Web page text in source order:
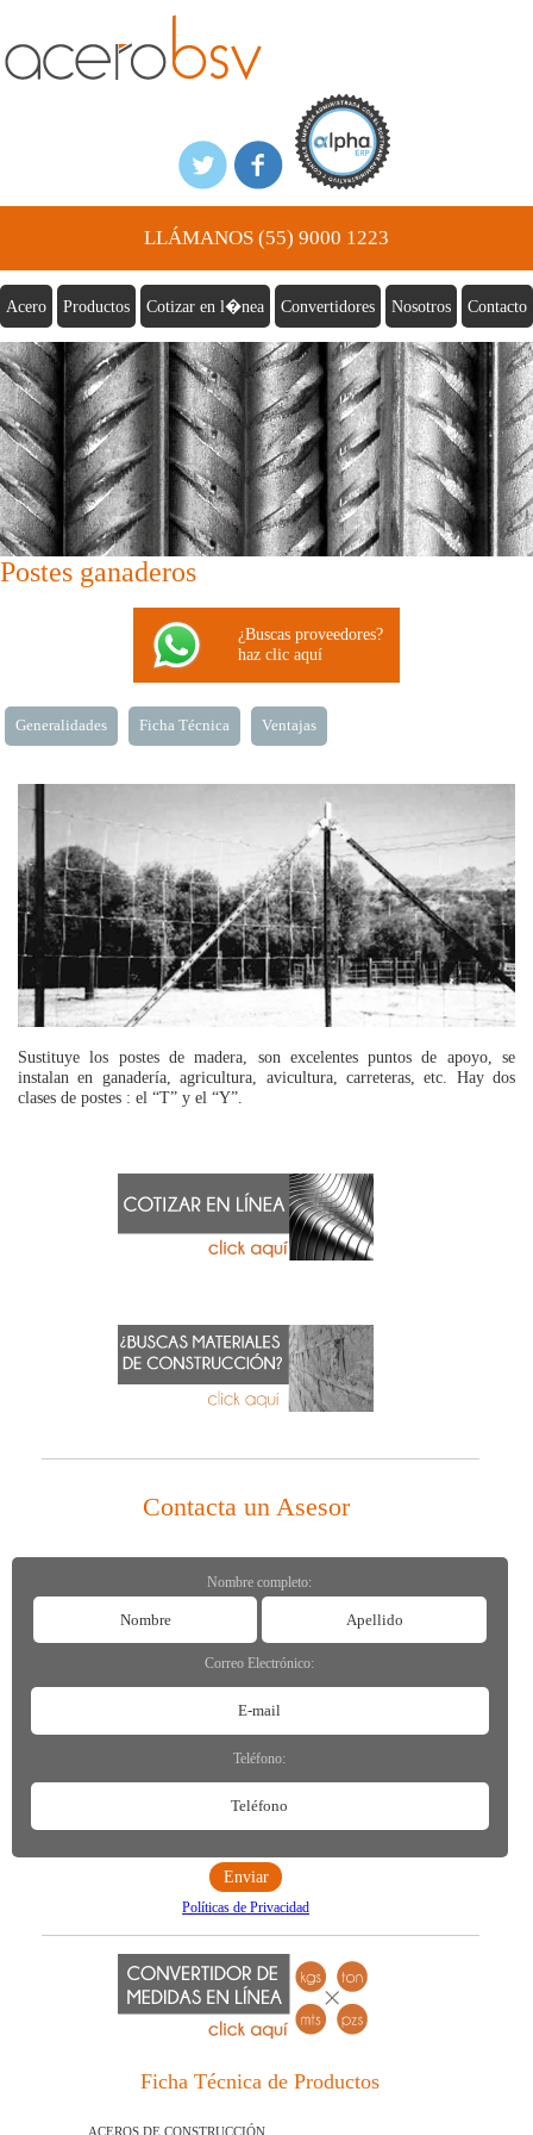
LLÁMANOS (55) 9000 1223
Acero Productos Cotizar en l�nea Convertidores Nosotros Contacto
Postes ganaderos
¿Buscas proveedores?
haz clic aquí
Generalidades Ficha Técnica Ventajas
Sustituye los postes de madera, son excelentes puntos de apoyo, se
instalan en ganadería, agricultura, avicultura, carreteras, etc. Hay dos
clases de postes : el “T” y el “Y”.
Contacta un Asesor
Nombre completo:
Correo Electrónico:
Teléfono:
Políticas de Privacidad
Ficha Técnica de Productos
ACEROS DE CONSTRUCCIÓN